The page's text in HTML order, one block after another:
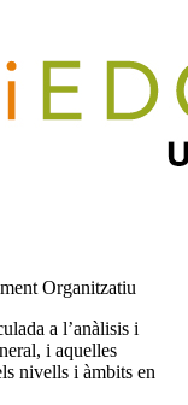
Organitzatiu
a l’anàlisis i
i aquelles
nivells i àmbits en